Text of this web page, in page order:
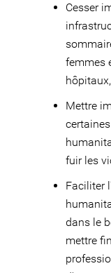
Cesser
femmes
Mettre
fuir les
Faciliter
dans le
mettre